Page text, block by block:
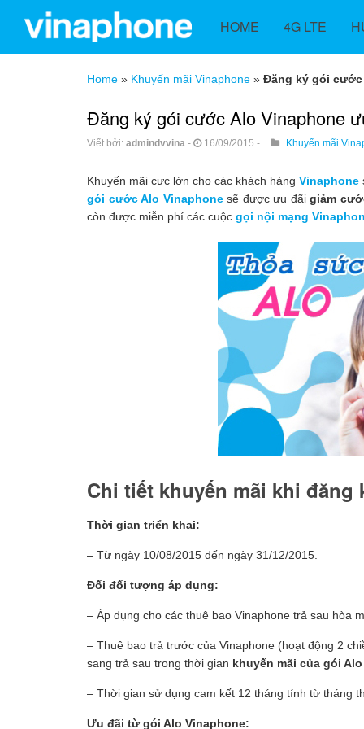
HOME 4G LTE
Home » Khuyến mãi Vinaphone » Đăng ký gói cước
Đăng ký gói cước Alo Vinaphone
Viết bởi: admindvvina - 16/09/2015 - Khuyến mãi
Khuyến mãi cực lớn cho các khách hàng Vinaphone
gói cước Alo Vinaphonesẽ được ưu đãigiảm
còn được miễn phí các cuộc gọi nội mạng
Chi tiết khuyến mãi khi
Thời gian triển khai:
– Từ ngày 10/08/2015 đến ngày 31/12/2015.
Đối đối tượng áp dụng:
– Áp dụng cho các thuê bao Vinaphone trả sau hòa
– Thuê bao trả trước của Vinaphone (hoạt động 2
sang trả sau trong thời gian khuyến mãi của gói
– Thời gian sử dụng cam kết 12 tháng tính từ tháng
Ưu đãi từ gói Alo Vinaphone: